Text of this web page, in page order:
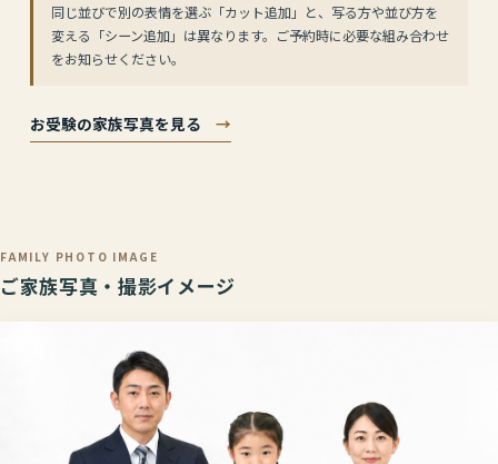
同じ並びで別の表情を選ぶ「カット追加」と、写る方や並び方を
変える「シーン追加」は異なります。ご予約時に必要な組み合わせ
をお知らせください。
お受験の家族写真を見る →
FAMILY PHOTO IMAGE
ご家族写真・撮影イメージ